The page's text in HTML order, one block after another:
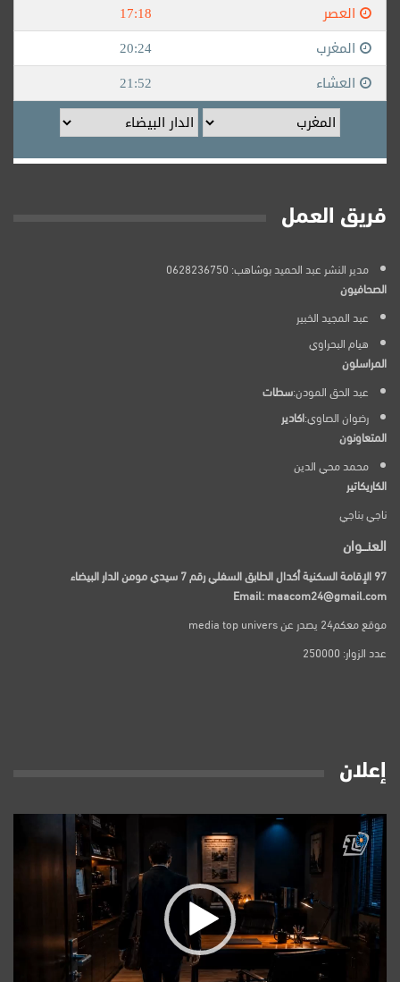
فريق العمل
مدير النشر عبد الحميد بوشاهب: 0628236750
الصحافيون
عبد المجيد الخبير
هيام البحراوي
المراسلون
عبد الحق المودن:سطات
رضوان الصاوي:اكادير
المتعاونون
محمد محي الدين
الكاريكاتير
ناجي بناجي
العنـــوان
97 الإقامة السكنية أكدال الطابق السفلي رقم 7 سيدي مومن الدار البيضاء
Email: maacom24@gmail.com
موقع معكم24 يصدر عن media top univers
عدد الزوار: 250000
إعلان
مشغل
الفيديو